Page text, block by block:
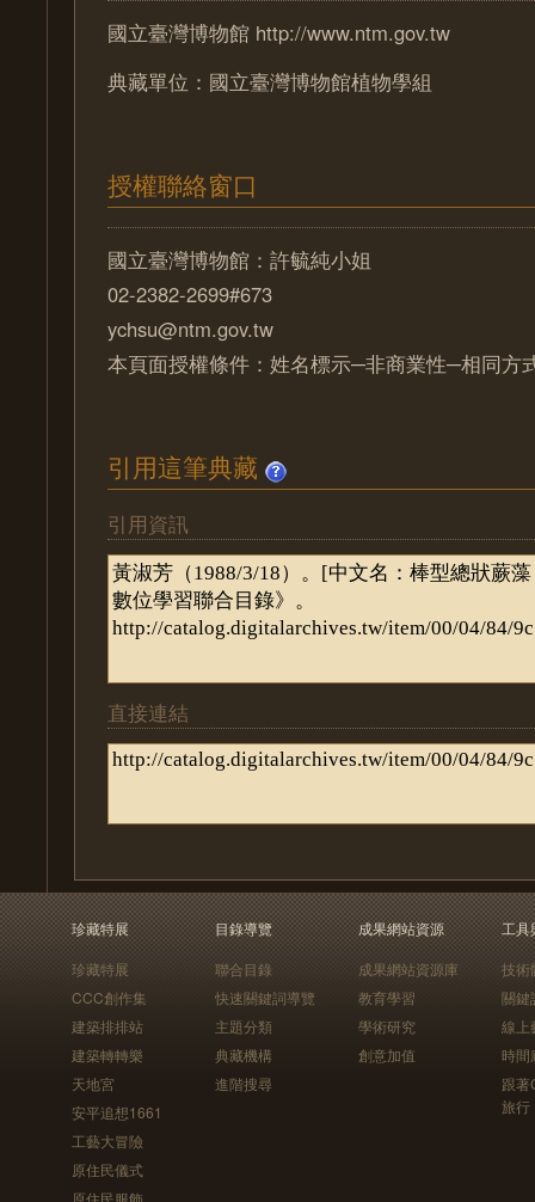
國立臺灣博物館 http://www.ntm.gov.tw
典藏單位：國立臺灣博物館植物學組
授權聯絡窗口
國立臺灣博物館：許毓純小姐
02-2382-2699#673
ychsu@ntm.gov.tw
本頁面授權條件：姓名標示─非商業性─相同方
引用這筆典藏
引用資訊
直接連結
珍藏特展
珍藏特展
CCC創作集
建築排排站
建築轉轉樂
天地宮
安平追想1661
工藝大冒險
原住民儀式
原住民服飾
目錄導覽
聯合目錄
快速關鍵詞導覽
主題分類
典藏機構
進階搜尋
成果網站資源
成果網站資源庫
教育學習
學術研究
創意加值
工具
技術
關鍵
線上
時間
跟
旅行